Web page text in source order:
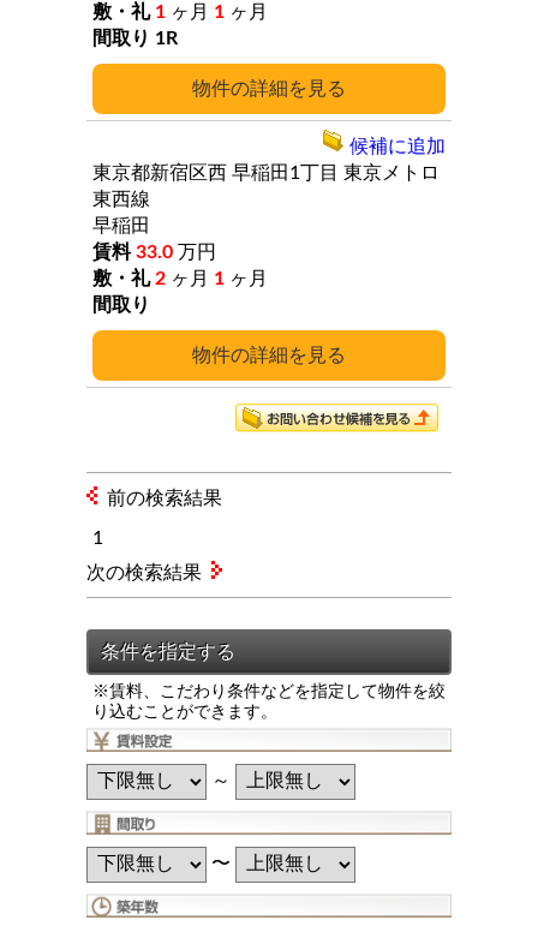
※賃料、こだわり条件などを指定して物件を絞
り込むことができます。
～
〜
詳細
1 ヶ月 1 ヶ月
1R
詳細
東京都新宿区西 早稲田1丁目 東京メトロ
東西線
早稲田
33.0 万円
2 ヶ月 1 ヶ月
候補に追加
前の検索結果
1